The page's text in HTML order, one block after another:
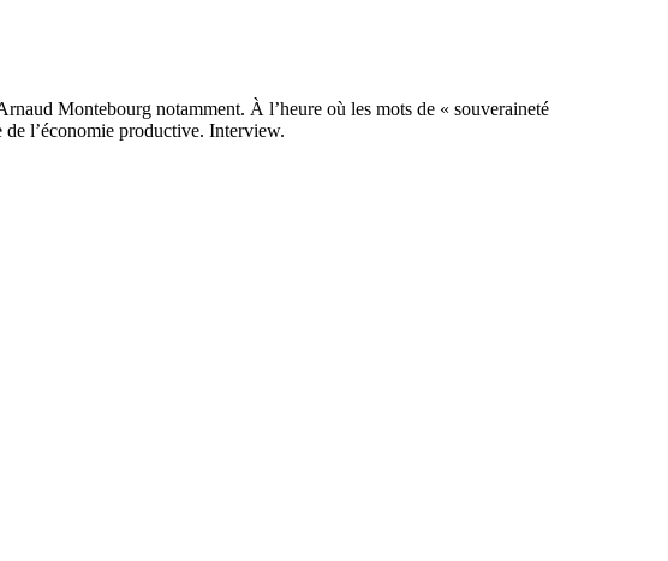
Montebourg notamment. À l’heure où les mots de « souveraineté
l’économie productive. Interview.